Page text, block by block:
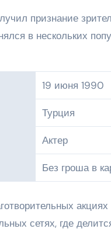
признание
в нескольких
19 июня 1990
Турция
Актер
Без гроша в
сетях, где